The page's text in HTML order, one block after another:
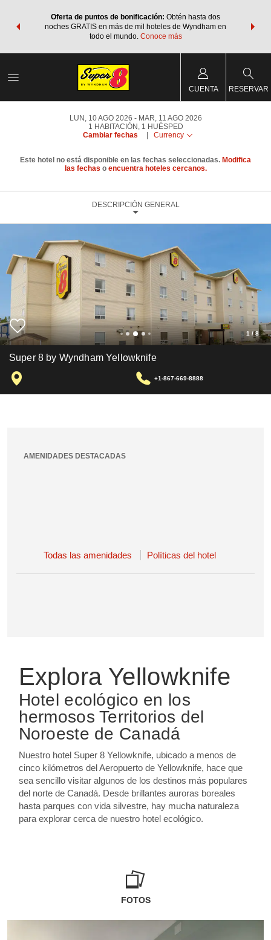
Oferta de puntos de bonificación:Obtén hasta dos
noches GRATIS en más de mil hoteles de Wyndham en
todo el mundo. Conoce más
de viaje
CUENTA RESERVAR
LUN, 10 AGO 2026
MAR, 11 AGO 2026
1 HABITACIÓN , 1 HUÉSPED
Cambiar fechas
Currency
Este hotel no está disponible en las fechas seleccionadas. Modifica
las fechas o encuentra hoteles cercanos.
DESCRIPCIÓN GENERAL
1 /8
Super 8 by Wyndham Yellowknife
+1-867-669-8888
AMENIDADES DESTACADAS
Todas las amenidades Políticas del hotel
Explora Yellowknife
Hotel ecológico en los
hermosos Territorios del
Noroeste de Canadá
Nuestro hotel Super 8 Yellowknife, ubicado a menos de
cinco kilómetros del Aeropuerto de Yellowknife, hace que
sea sencillo visitar algunos de los destinos más populares
del norte de Canadá. Desde brillantes auroras boreales
hasta parques con vida silvestre, hay mucha naturaleza
para explorar cerca de nuestro hotel ecológico.
FOTOS